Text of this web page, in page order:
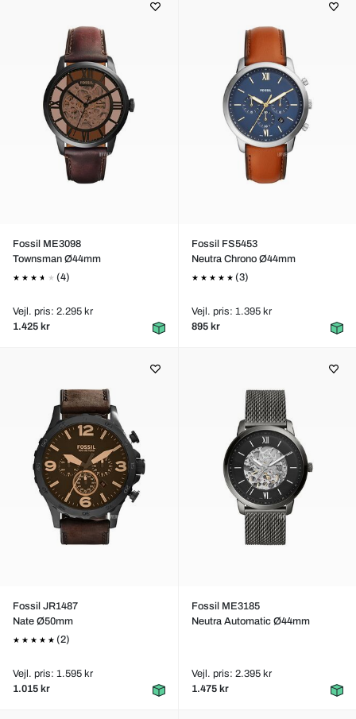
Fossil ME3098
Townsman Ø44mm
(4)
Vejl. pris: 2.295 kr
1.425 kr
Fossil FS5453
Neutra Chrono Ø44mm
(3)
Vejl. pris: 1.395 kr
895 kr
Fossil JR1487
Nate Ø50mm
(2)
Vejl. pris: 1.595 kr
1.015 kr
Fossil ME3185
Neutra Automatic Ø44mm
Vejl. pris: 2.395 kr
1.475 kr